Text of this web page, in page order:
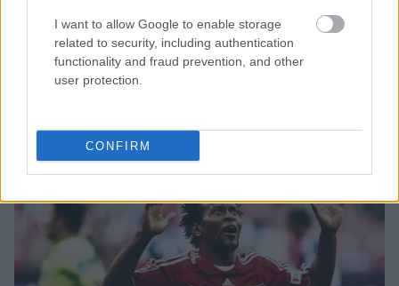
I want to allow Google to enable storage
related to security, including authentication
functionality and fraud prevention, and other
user protection.
CONFIRM
ΣΕΦ: Επαναπροκηρύσσεται η ενεργειακή αναβάθμιση - Γιατί
ακυρώθηκε ο πρώτος διαγωνισμός